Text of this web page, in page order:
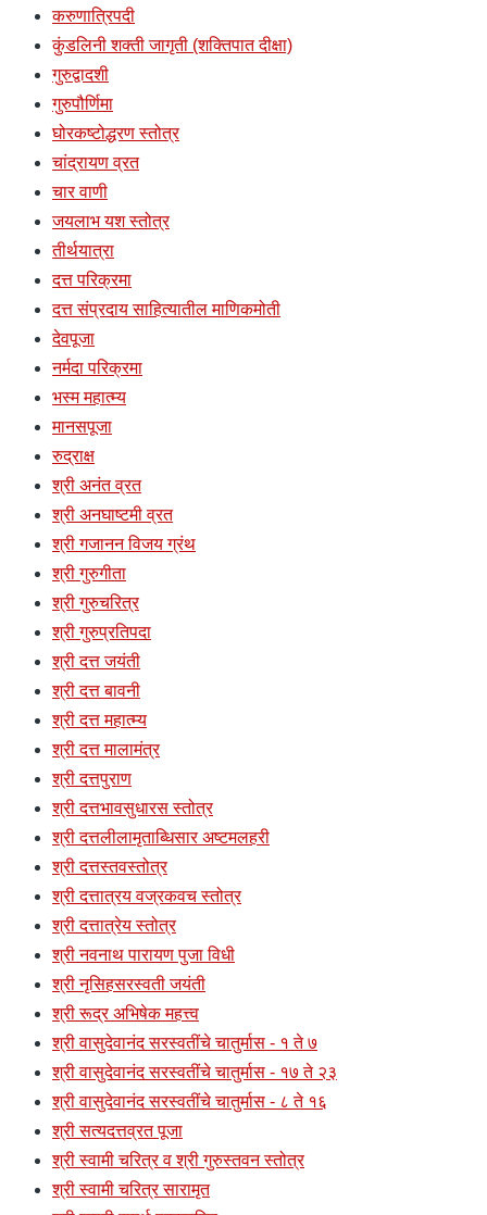
करुणात्रिपदी
कुंडलिनी शक्ती जागृती (शक्तिपात दीक्षा)
गुरुद्वादशी
गुरुपौर्णिमा
घोरकष्टोद्धरण स्तोत्र
चांद्रायण व्रत
चार वाणी
जयलाभ यश स्तोत्र
तीर्थयात्रा
दत्त परिक्रमा
दत्त संप्रदाय साहित्यातील माणिकमोती
देवपूजा
नर्मदा परिक्रमा
भस्म महात्म्य
मानसपूजा
रुद्राक्ष
श्री अनंत व्रत
श्री अनघाष्टमी व्रत
श्री गजानन विजय ग्रंथ
श्री गुरुगीता
श्री गुरुचरित्र
श्री गुरुप्रतिपदा
श्री दत्त जयंती
श्री दत्त बावनी
श्री दत्त महात्म्य
श्री दत्त मालामंत्र
श्री दत्तपुराण
श्री दत्तभावसुधारस स्तोत्र
श्री दत्तलीलामृताब्धिसार अष्टमलहरी
श्री दत्तस्तवस्तोत्र
श्री दत्तात्रय वज्रकवच स्तोत्र
श्री दत्तात्रेय स्तोत्र
श्री नवनाथ पारायण पुजा विधी
श्री नृसिहसरस्वती जयंती
श्री रूद्र अभिषेक महत्त्व
श्री वासुदेवानंद सरस्वतींचे चातुर्मास - १ ते ७
श्री वासुदेवानंद सरस्वतींचे चातुर्मास - १७ ते २३
श्री वासुदेवानंद सरस्वतींचे चातुर्मास - ८ ते १६
श्री सत्यदत्तव्रत पूजा
श्री स्वामी चरित्र व श्री गुरुस्तवन स्तोत्र
श्री स्वामी चरित्र सारामृत